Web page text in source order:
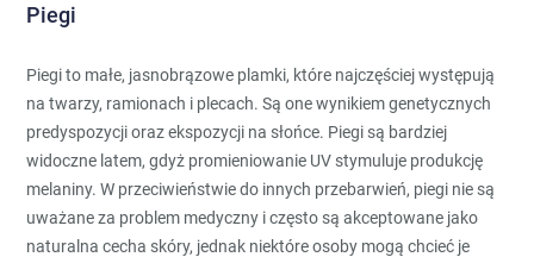
Piegi
Piegi to małe, jasnobrązowe plamki, które najczęściej występują
na twarzy, ramionach i plecach. Są one wynikiem genetycznych
predyspozycji oraz ekspozycji na słońce. Piegi są bardziej
widoczne latem, gdyż promieniowanie UV stymuluje produkcję
melaniny. W przeciwieństwie do innych przebarwień, piegi nie są
uważane za problem medyczny i często są akceptowane jako
naturalna cecha skóry, jednak niektóre osoby mogą chcieć je